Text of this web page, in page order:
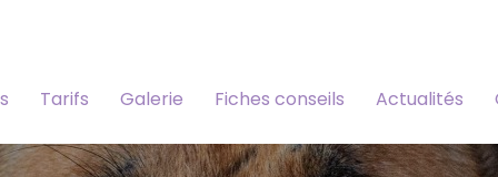
Tarifs Galerie Fiches conseils Actualités